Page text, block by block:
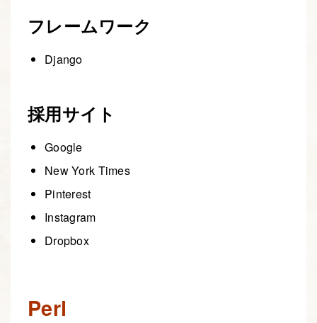
フレームワーク
Django
採用サイト
Google
New York Times
Pinterest
Instagram
Dropbox
Perl